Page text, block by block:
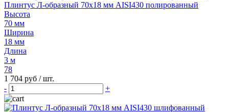
Плинтус Л-образный 70х18 мм AISI430 полированный
Высота
70 мм
Ширина
18 мм
Длина
3 м
78
1 704 руб / шт.
-
+